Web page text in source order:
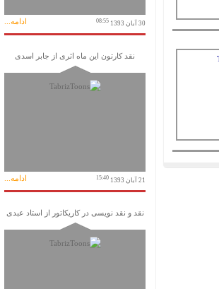
30 آبان 1393 08:55 ادامه...
نقد کارتون این ماه اثری از جابر اسدی
21 آبان 1393 15:40 ادامه...
نقد و نقد نویسی در کاریکاتور از استاد عبدی